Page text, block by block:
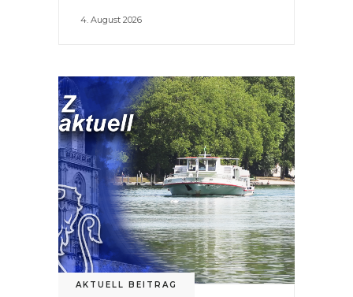
4. August 2026
AKTUELL BEITRAG